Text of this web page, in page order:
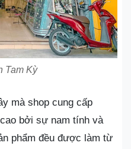
Tam Kỳ
mà shop cung cấp
bởi sự nam tính và
phẩm đều được làm từ